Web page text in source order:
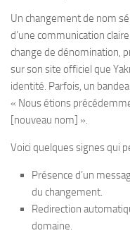
Un changement de nom
d’une communication
change de dénomination,
sur son site officiel que
identité. Parfois, un
« Nous étions
[nouveau nom] ».
Voici quelques signes qui
Présence d’un
du changement.
Redirection
domaine.